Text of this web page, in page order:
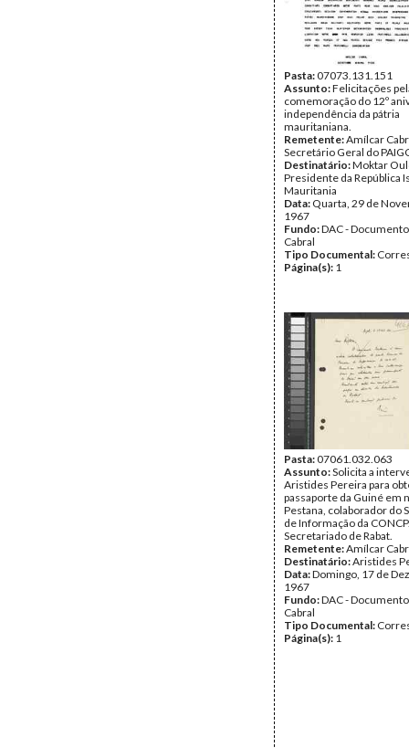
Pasta:07073.131.151
Assunto:Felicitações
comemoração do 12º
independência da pátria
mauritaniana.
Remetente:Amílcar
Secretário Geral do
Destinatário:Moktar
Presidente da República
Mauritania
Data: Quarta, 29 de
1967
Fundo:DAC -
Cabral
Tipo Documental:
Página(s): 1
Pasta:07061.032.063
Assunto:Solicita a
Aristides Pereira para
passaporte da Guiné em
Pestana, colaborador do
de Informação da
Secretariado de Rabat.
Remetente:Amílcar
Destinatário:Aristides
Data:Domingo, 17 de
1967
Fundo:DAC -
Cabral
Tipo Documental:
Página(s): 1